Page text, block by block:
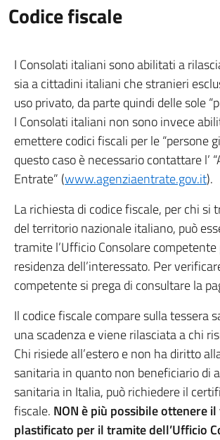
Codice fiscale
I Consolati italiani sono abilitati a
sia a cittadini italiani che stranieri
uso privato, da parte quindi delle sole
I Consolati italiani non sono invece
emettere codici fiscali per le “persone
questo caso è necessario contattare l’
Entrate” (www.agenziaentrate.gov.it).
La richiesta di codice fiscale, per chi si
del territorio nazionale italiano, può
tramite l’Ufficio Consolare competente
residenza dell’interessato. Per
competente si prega di consultare la
Il codice fiscale compare sulla tessera
una scadenza e viene rilasciata a chi
Chi risiede all’estero e non ha diritto
sanitaria in quanto non beneficiario di
sanitaria in Italia, può richiedere il
fiscale. NON è più possibile ottenere
plastificato per il tramite dell’Ufficio